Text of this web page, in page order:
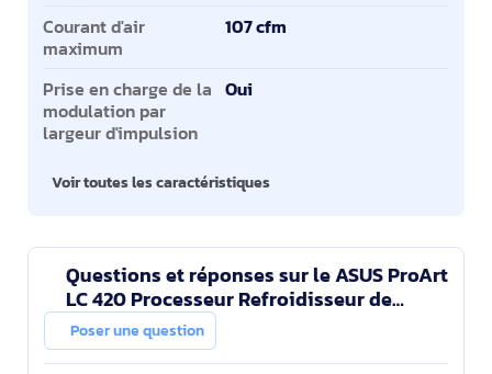
Courant d'air
maximum
107 cfm
Prise en charge de la
modulation par
largeur d'impulsion
Oui
Voir toutes les caractéristiques
Questions et réponses sur le ASUS ProArt
LC 420 Processeur Refroidisseur de
liquide tout-en-un 14 cm Noir
Poser une question